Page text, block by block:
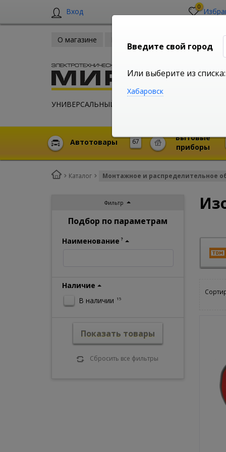
Вход 0
О магазине
УНИВЕРСАЛЬНЫЙ ИНТЕРНЕТ МАГАЗИН
67
Автотовары
Бытовые
приборы
Каталог Монтажное и распределительное
Фильтр
Подбор по параметрам
Наименование ?
Наличие
В наличии
15
Показать товары
Сбросить все фильтры
Введите свой город
Или выберите из списка:
Хабаровск